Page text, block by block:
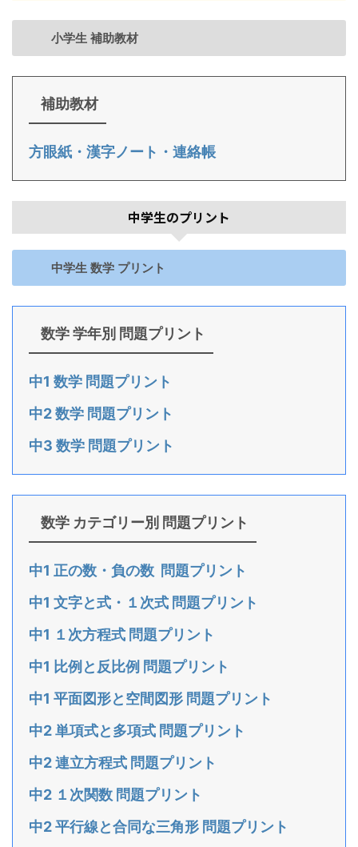
小学生 補助教材
補助教材
方眼紙・漢字ノート・連絡帳
中学生のプリント
中学生 数学 プリント
数学 学年別 問題プリント
中1 数学 問題プリント
中2 数学 問題プリント
中3 数学 問題プリント
数学 カテゴリー別 問題プリント
中1 正の数・負の数 問題プリント
中1 文字と式・１次式 問題プリント
中1 １次方程式 問題プリント
中1 比例と反比例 問題プリント
中1 平面図形と空間図形 問題プリント
中2 単項式と多項式 問題プリント
中2 連立方程式 問題プリント
中2 １次関数 問題プリント
中2 平行線と合同な三角形 問題プリント